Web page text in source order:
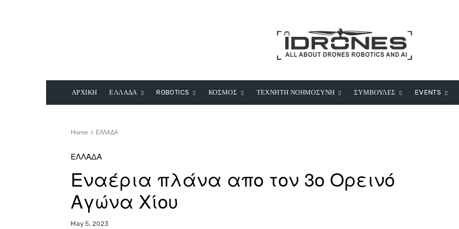
ΑΡΧΙΚΗ ΕΛΛΑΔΑ ROBOTICS ΚΟΣΜΟΣ ΤΕΧΝΗΤΗ ΝΟΗΜΟΣΥΝΗ ΣΥΜΒΟΥΛΕΣ EVENTS
Home ΕΛΛΑΔΑ
ΕΛΛΑΔΑ
Εναέρια πλάνα απο τον 3ο Ορεινό
Αγώνα Χίου
May 5, 2023